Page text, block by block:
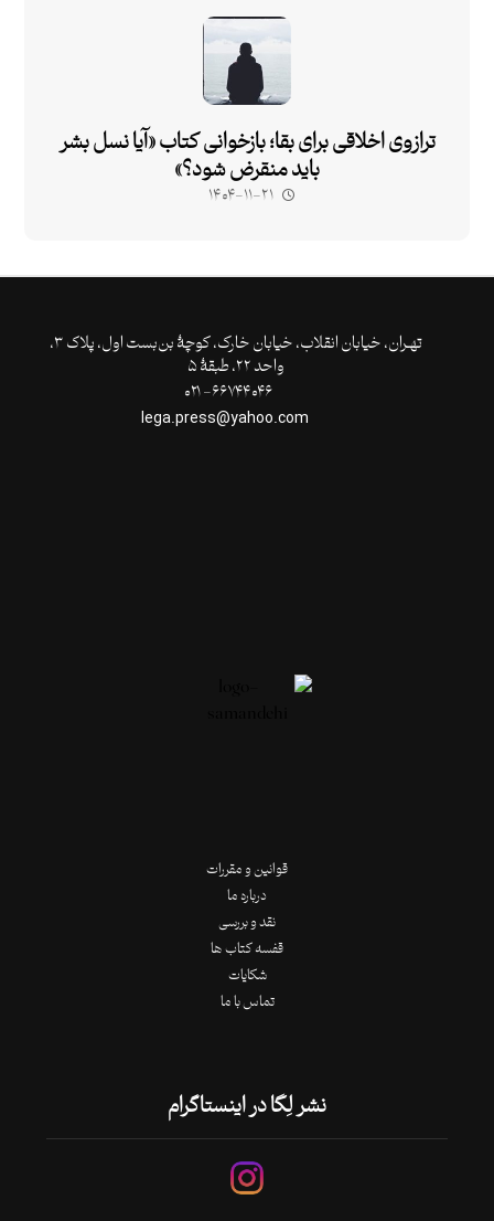
ترازوی اخلاقی برای بقا؛ بازخوانی کتاب «آیا نسل بشر
باید منقرض شود؟»
۱۴۰۴-۱۱-۲۱
تهـران،‌ خیابان انقلاب، خیابان خارک، کوچۀ بن‌بست اول، پلاک ۳،
واحد ۲۲، طبقۀ ۵
قوانین و مقررات
درباره ما
نقد و بررسی
قفسه کتاب ها
شکایات
تماس با ما
نشر لِگا در اینستاگرام